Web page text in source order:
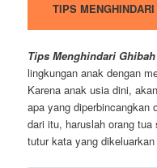
TIPS
Tips Menghindari Ghibah
lingkungan anak dengan
Karena anak usia dini,
apa yang diperbincangkan
dari itu, haruslah orang
tutur kata yang